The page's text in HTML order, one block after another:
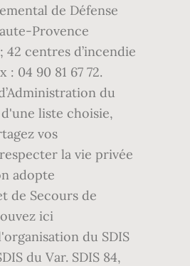
de Défense
Provence
centres d’incendie
: 04 90 81 67 72.
du
liste choisie,
vos
la vie privée
adopte
de Secours de
ici
du SDIS
du Var. SDIS 84,